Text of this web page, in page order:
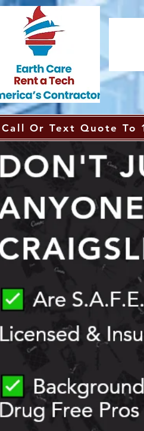
Call Or Text Quote To